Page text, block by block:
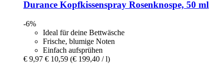
Durance Kopfkissenspray Rosenknospe, 50 ml
-6%
Ideal für deine Bettwäsche
Frische, blumige Noten
Einfach aufsprühen
€ 9,97 € 10,59 (€ 199,40 / l)